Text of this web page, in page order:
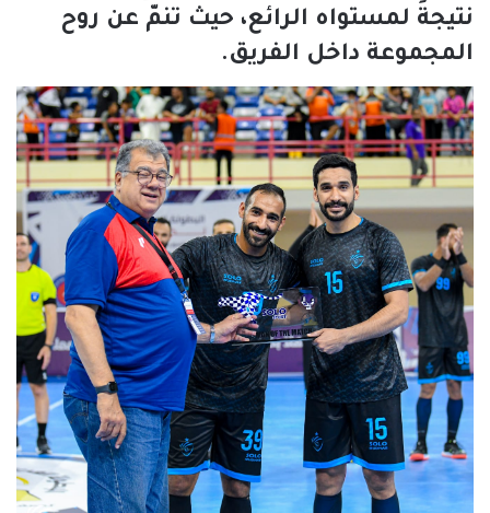
نتيجةً لمستواه الرائع، حيث تنمّ عن روح
المجموعة داخل الفريق.